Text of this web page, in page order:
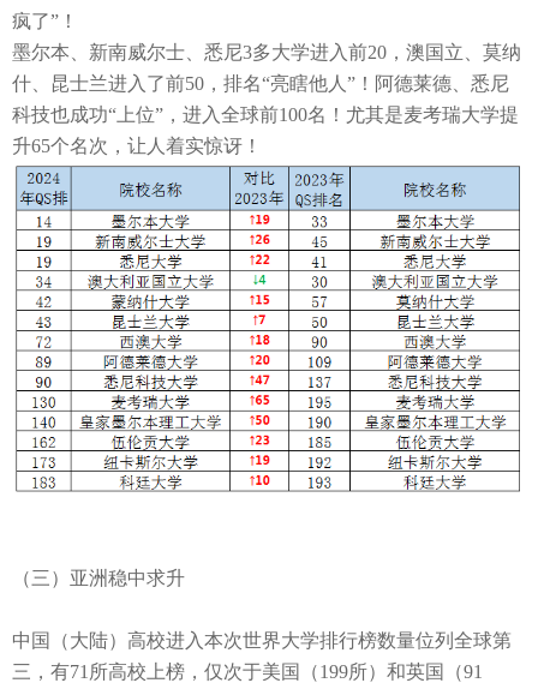
疯了”！
墨尔本、新南威尔士、悉尼3多大学进入前20，澳国立、莫纳
什、昆士兰进入了前50 ，排名“亮瞎他人”！阿德莱德、悉尼
科技也成功“上位”，进入全球前100名！ 尤其是麦考瑞大学提
升65个名次，让人着实惊讶！
（三） 亚洲稳中求升
中国（大陆）高校进入本次世界大学排行榜数量位列全球第
三，有71所高校上榜，仅次于美国（199所）和英国（91